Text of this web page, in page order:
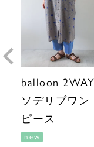
balloon 2WAY
ソデリブワン
ピース
new